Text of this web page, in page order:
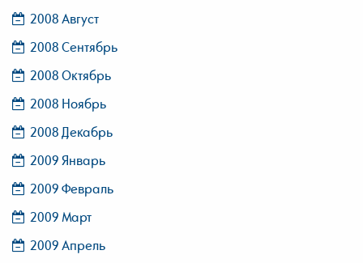
2008 Август
2008 Сентябрь
2008 Октябрь
2008 Ноябрь
2008 Декабрь
2009 Январь
2009 Февраль
2009 Март
2009 Апрель